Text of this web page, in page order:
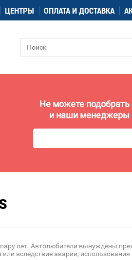
ЦЕНТРЫ ОПЛАТА И ДОСТАВКА
Не можете подобрать
и наши менеджеры
лет. Автолюбители вынуждены
вследствие аварии, использования